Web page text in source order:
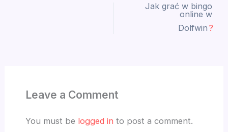
Jak grać w bingo
online w
Dolfwin ?
Leave a Comment
You must be logged in to post a comment.